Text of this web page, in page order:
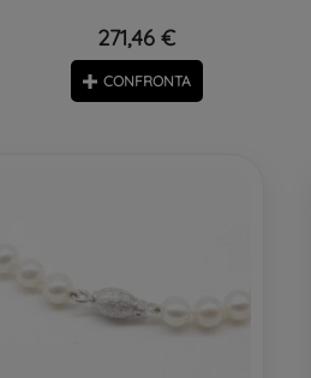
271,46 €
CONFRONTA